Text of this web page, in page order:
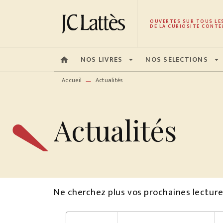
MENU RECHERCHE CONTENU
OUVERTES SUR TOUS
DE LA CURIOSITÉ
home NOS LIVRES arrow_drop_down NOS SÉLECTIONS arrow_drop_down
Accueil — Actualités
Actualités
Ne cherchez plus vos prochaines